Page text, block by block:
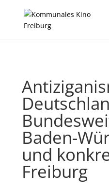
Baden-
und
Freiburg